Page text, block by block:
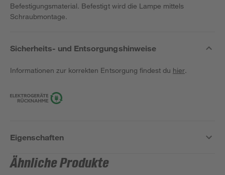
Befestigungsmaterial. Befestigt wird die Lampe mittels
Schraubmontage.
Sicherheits- und Entsorgungshinweise
Informationen zur korrekten Entsorgung findest du hier.
Eigenschaften
Ähnliche Produkte